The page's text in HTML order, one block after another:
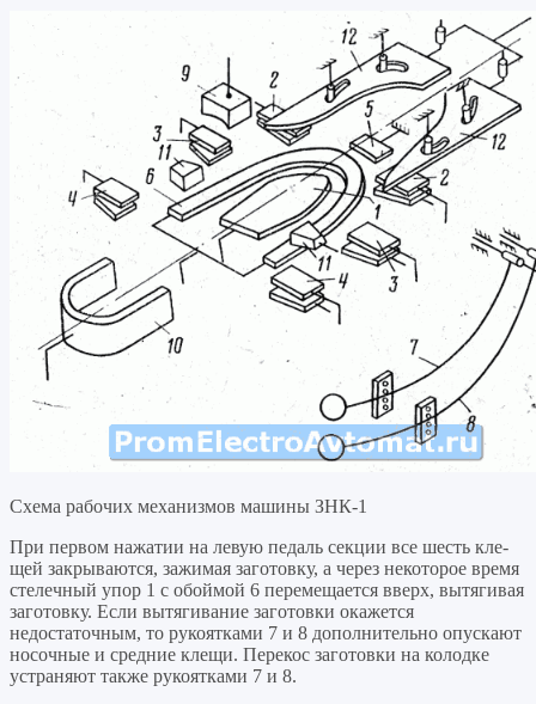
Схема рабочих механизмов машины ЗНК-1
При первом нажатии на левую педаль секции все шесть кле­
щей закрываются, зажимая заготовку, а через некоторое время
стелечный упор 1 с обоймой 6 перемещается вверх, вытягивая
заготовку. Если вытягивание заготовки окажется
недостаточным, то рукоятками 7 и 8 дополнительно опускают
носочные и средние клещи. Перекос заготовки на колодке
устраняют также рукоятка­ми 7 и 8.